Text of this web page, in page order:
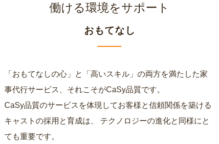
働ける環境をサポート
おもてなし
「おもてなしの心」と「高いスキル」の両方を満たした家
事代行サービス、それこそがCaSy品質です。
CaSy品質のサービスを体現してお客様と信頼関係を築ける
キャストの採用と育成は、
ても重要です。